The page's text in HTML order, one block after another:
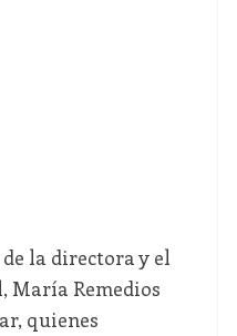
la directora y el
María Remedios
quienes